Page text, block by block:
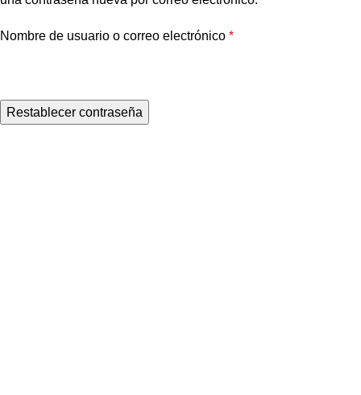
Nombre de usuario o correo electrónico *
Restablecer contraseña